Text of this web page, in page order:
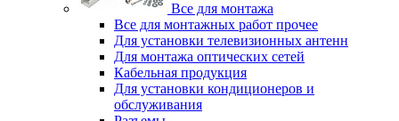
Все для монтажа
Все для монтажных работ прочее
Для установки телевизионных антенн
Для монтажа оптических сетей
Кабельная продукция
Для установки кондиционеров и
обслуживания